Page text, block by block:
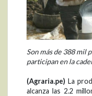
Son más de 388 mil
participan en la
(Agraria.pe) La
alcanza las 2.2